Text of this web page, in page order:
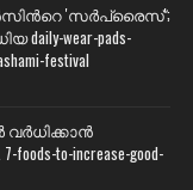
'സര്‍പ്രൈസ്';
wear-pads-
festival
to-increase-good-